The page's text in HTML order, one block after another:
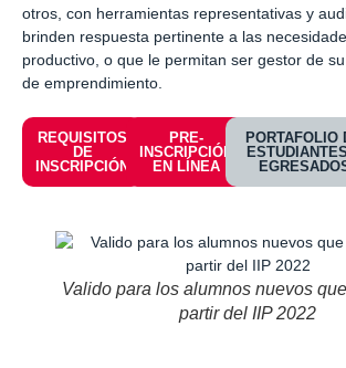
otros, con herramientas representativas y
brinden respuesta pertinente a las
productivo, o que le permitan ser gestor de
de emprendimiento.
REQUISITOS
DE
INSCRIPCIÓN
PRE-
INSCRIPCIÓN
EN LÍNEA
PORTAFOLIO
Valido para los alumnos nuevos
partir del IIP 2022